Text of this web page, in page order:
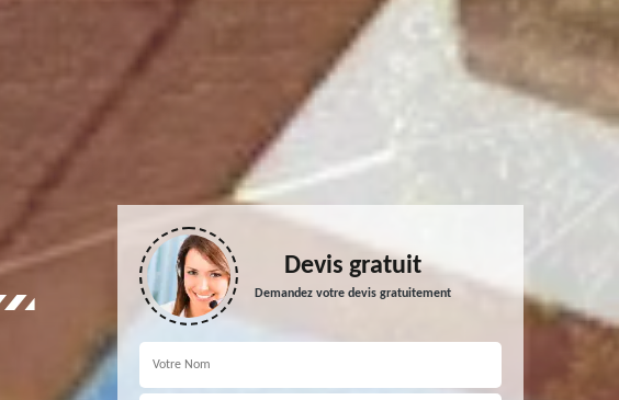
Devis gratuit
Demandez votre devis gratuitement